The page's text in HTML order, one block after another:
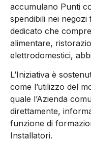
accumulano Punti
spendibili nei
dedicato che
alimentare,
elettrodomestici,
L’Iniziativa è
come l’utilizzo del
quale l’Azienda
direttamente,
funzione di
Installatori.